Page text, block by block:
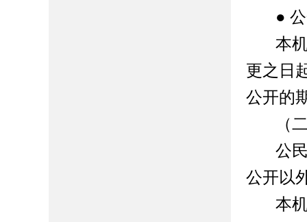
●
本
更之日
公开的
（
公
公开以
本